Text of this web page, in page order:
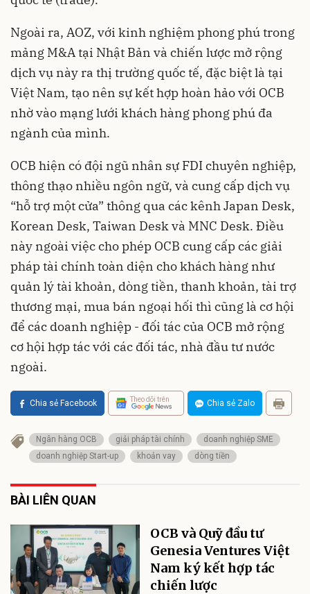
Ngoài ra, AOZ, với kinh nghiệm phong phú trong
mảng M&A tại Nhật Bản và chiến lược mở rộng
dịch vụ này ra thị trường quốc tế, đặc biệt là tại
Việt Nam, tạo nên sự kết hợp hoàn hảo với OCB
nhờ vào mạng lưới khách hàng phong phú đa
ngành của mình.
OCB hiện có đội ngũ nhân sự FDI chuyên nghiệp,
thông thạo nhiều ngôn ngữ, và cung cấp dịch vụ
“hỗ trợ một cửa” thông qua các kênh Japan Desk,
Korean Desk, Taiwan Desk và MNC Desk. Điều
này ngoài việc cho phép OCB cung cấp các giải
pháp tài chính toàn diện cho khách hàng như
quản lý tài khoản, dòng tiền, thanh khoản, tài trợ
thương mại, mua bán ngoại hối thì cũng là cơ hội
để các doanh nghiệp - đối tác của OCB mở rộng
cơ hội hợp tác với các đối tác, nhà đầu tư nước
ngoài.
Chia sẻ Facebook Theo dõi trên Chia sẻ Zalo
Ngân hàng OCB giải pháp tài chính
doanh nghiệp SME
doanh nghiệp Start-up
khoản vay dòng tiền
BÀI LIÊN QUAN
OCB và Quỹ đầu tư
Genesia Ventures Việt
Nam ký kết hợp tác
chiến lược